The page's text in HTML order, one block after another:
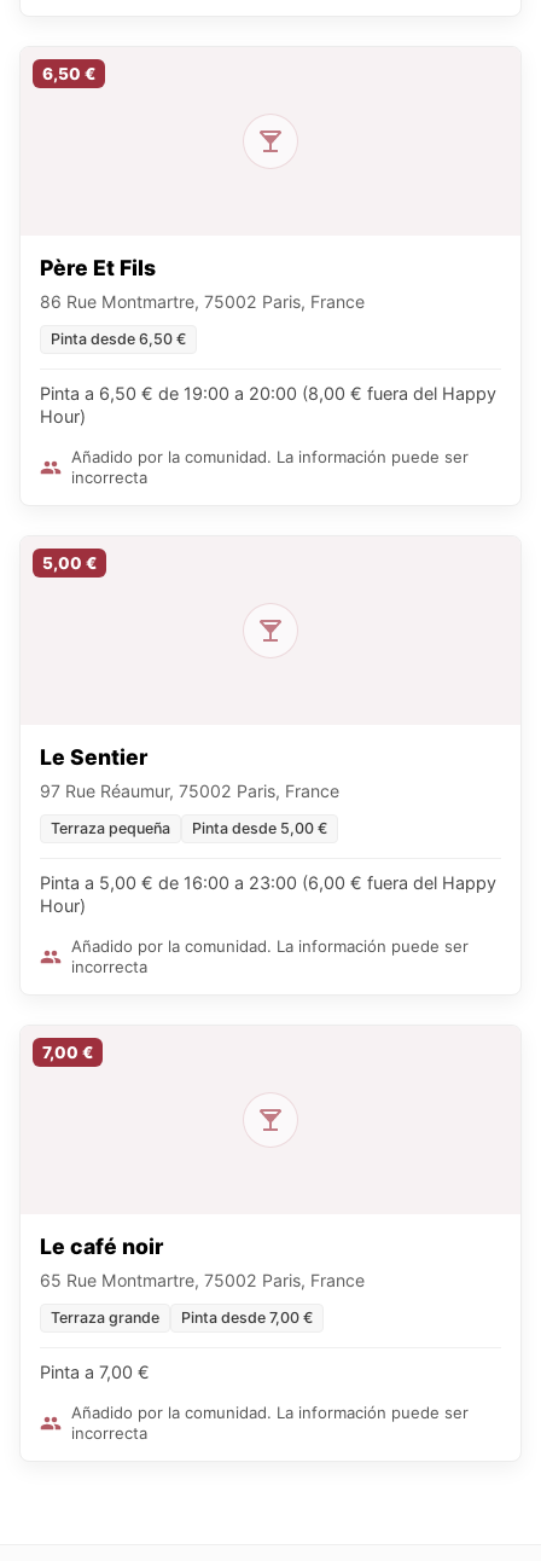
6,50 €
Père Et Fils
86 Rue Montmartre, 75002 Paris, France
Pinta desde 6,50 €
Pinta a 6,50 € de 19:00 a 20:00 (8,00 € fuera del Happy
Hour)
Añadido por la comunidad. La información puede ser
incorrecta
5,00 €
Le Sentier
97 Rue Réaumur, 75002 Paris, France
Terraza pequeña Pinta desde 5,00 €
Pinta a 5,00 € de 16:00 a 23:00 (6,00 € fuera del Happy
Hour)
Añadido por la comunidad. La información puede ser
incorrecta
7,00 €
Le café noir
65 Rue Montmartre, 75002 Paris, France
Terraza grande Pinta desde 7,00 €
Pinta a 7,00 €
Añadido por la comunidad. La información puede ser
incorrecta